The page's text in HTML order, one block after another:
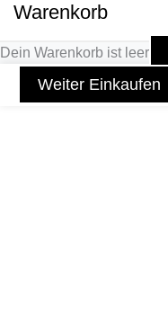
Warenkorb
Dein Warenkorb ist leer
Weiter Einkaufen